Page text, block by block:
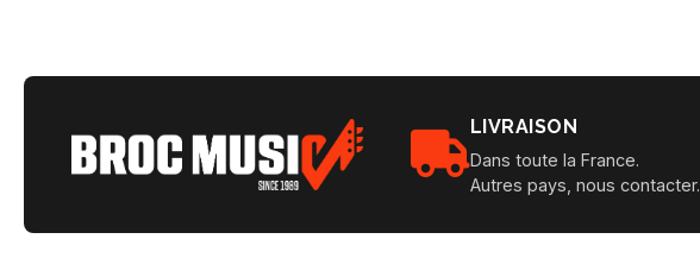
LIVRAISON
Dans toute la France.
Autres pays, nous contacter.